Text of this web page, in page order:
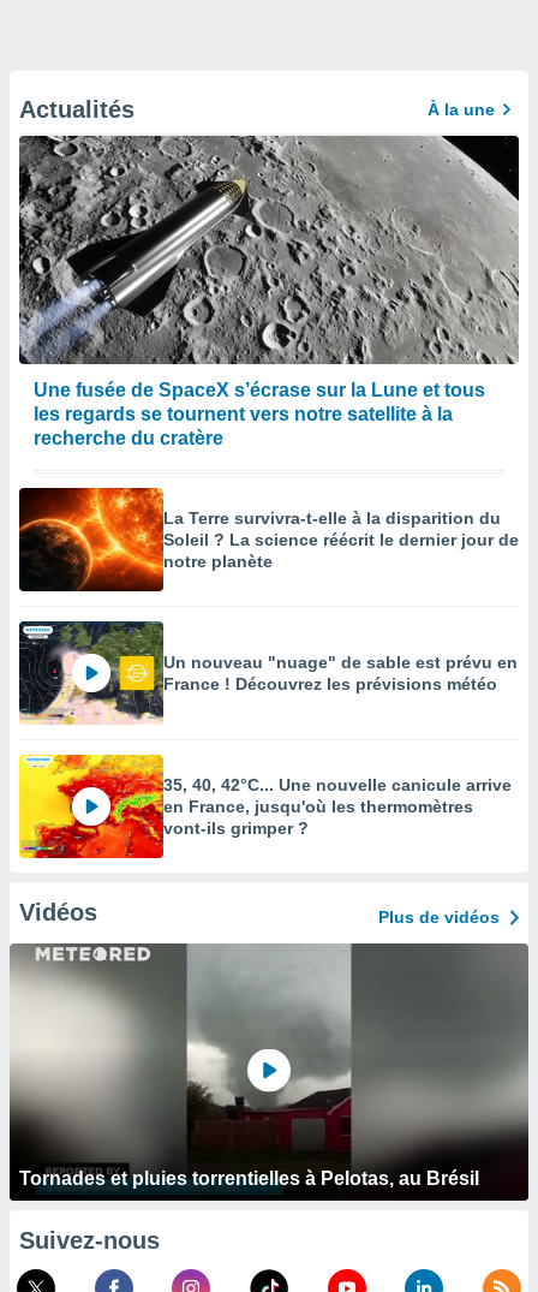
Actualités À la une
Une fusée de SpaceX s’écrase sur la Lune et tous
les regards se tournent vers notre satellite à la
recherche du cratère
La Terre survivra-t-elle à la disparition du
Soleil ? La science réécrit le dernier jour de
notre planète
Un nouveau "nuage" de sable est prévu en
France ! Découvrez les prévisions météo
35, 40, 42°C... Une nouvelle canicule arrive
en France, jusqu'où les thermomètres
vont-ils grimper ?
Vidéos Plus de vidéos
Tornades et pluies torrentielles à Pelotas, au Brésil
Suivez-nous